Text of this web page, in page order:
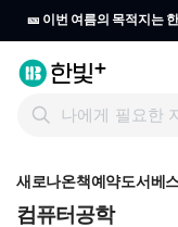
🎫 이번 여름의 목적지는
새로나온책예약도서베
컴퓨터공학